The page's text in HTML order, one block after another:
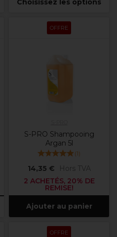
Choisissez les options
OFFRE
S-PRO Shampooing
Argan 5l
(1)
14,35 €
Hors TVA
2 ACHETÉS, 20% DE
REMISE!
Ajouter au panier
OFFRE